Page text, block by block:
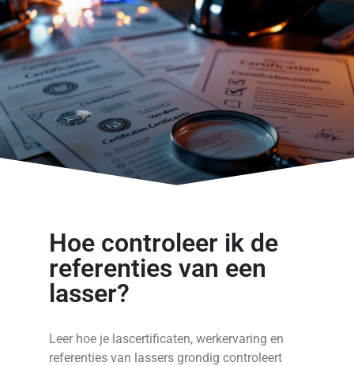
Hoe controleer ik de
referenties van een
lasser?
Leer hoe je lascertificaten, werkervaring en
referenties van lassers grondig controleert